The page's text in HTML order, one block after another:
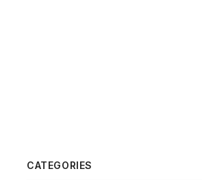
CATEGORIES